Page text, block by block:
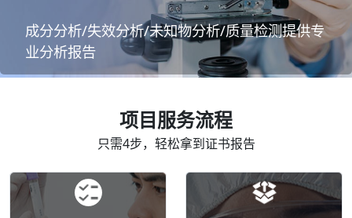
成分分析/失效分析/未知物分析/质量检测提供专
业分析报告
项目服务流程
只需4步，轻松拿到证书报告